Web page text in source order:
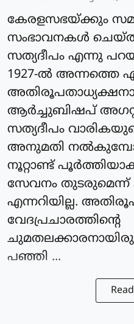
കേരളസഭയ്ക്കും
സംഭാവനകൾ
സത്യദീപം എന്നു
1927-ൽ അന്നത്തെ
ആർച്ചുബിഷപ്
സത്യദീപം
അനുമതി
നൂറ്റാണ്ട്
സേവനം തുടരുമെന്ന്
എന്നറിയില്ല.
വേദപ്രചാരത്തിന്റെ
പഞ്ഞി ...